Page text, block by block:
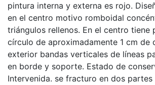
pintura interna y externa es rojo.
en el centro motivo romboidal
triángulos rellenos. En el centro tiene
círculo de aproximadamente 1 cm de
exterior bandas verticales de líneas
en borde y soporte. Estado de
Intervenida. se fracturo en dos